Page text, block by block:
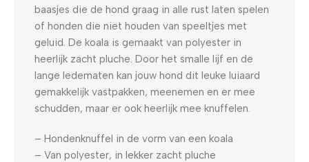
baasjes die de hond graag in alle rust laten spelen
of honden die niet houden van speeltjes met
geluid. De koala is gemaakt van polyester in
heerlijk zacht pluche. Door het smalle lijf en de
lange ledematen kan jouw hond dit leuke luiaard
gemakkelijk vastpakken, meenemen en er mee
schudden, maar er ook heerlijk mee knuffelen.
– Hondenknuffel in de vorm van een koala
– Van polyester, in lekker zacht pluche